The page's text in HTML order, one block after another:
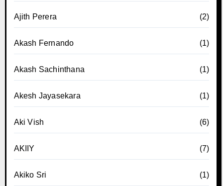
Ajith Perera (2)
Akash Fernando (1)
Akash Sachinthana (1)
Akesh Jayasekara (1)
Aki Vish (6)
AKIIY (7)
Akiko Sri (1)